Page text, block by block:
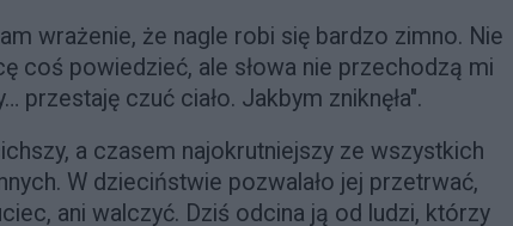
wrażenie, że nagle robi się bardzo zimno. Nie
coś powiedzieć, ale słowa nie przechodzą mi
przestaję czuć ciało. Jakbym zniknęła".
a czasem najokrutniejszy ze wszystkich
W dzieciństwie pozwalało jej przetrwać,
ani walczyć. Dziś odcina ją od ludzi, którzy